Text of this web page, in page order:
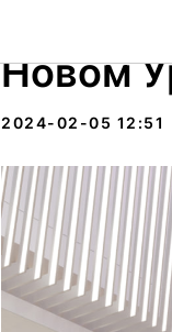
Новом
2024-02-05 12:51